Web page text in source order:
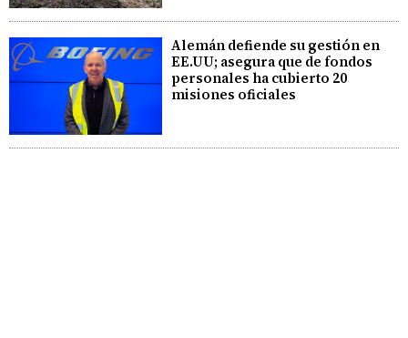
Alemán defiende su gestión en
EE.UU; asegura que de fondos
personales ha cubierto 20
misiones oficiales